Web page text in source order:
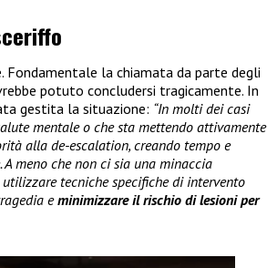
la chiamata da parte degli
potuto concludersi tragicamente. In
gestita la situazione: “In molti dei casi
mentale o che sta mettendo attivamente
alla de-escalation, creando tempo e
meno che non ci sia una minaccia
tecniche specifiche di intervento
eminimizzare il rischio di lesioni per